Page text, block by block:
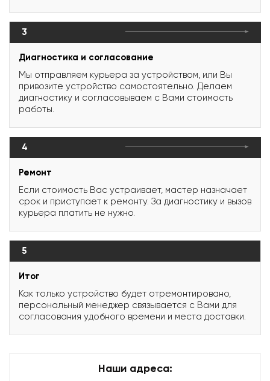
3
Диагностика и согласование
Мы отправляем курьера за устройством, или Вы
привозите устройство самостоятельно. Делаем
диагностику и согласовываем с Вами стоимость
работы.
4
Ремонт
Если стоимость Вас устраивает, мастер назначает
срок и приступает к ремонту. За диагностику и вызов
курьера платить не нужно.
5
Итог
Как только устройство будет отремонтировано,
персональный менеджер связывается с Вами для
согласования удобного времени и места доставки.
Наши адреса: